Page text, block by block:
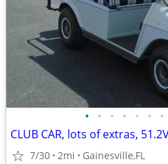
• • • • • • •
7/30 2mi Gainesville,FL